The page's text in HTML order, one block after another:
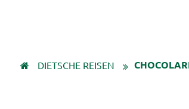
DIETSCHE REISEN